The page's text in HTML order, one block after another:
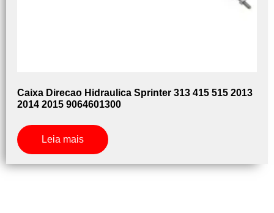
Caixa Direcao Hidraulica Sprinter 313 415 515 2013
2014 2015 9064601300
Leia mais